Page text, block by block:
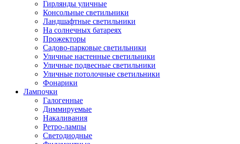
Гирлянды уличные
Консольные светильники
Ландшафтные светильники
На солнечных батареях
Прожекторы
Садово-парковые светильники
Уличные настенные светильники
Уличные подвесные светильники
Уличные потолочные светильники
Фонарики
Лампочки
Галогенные
Диммируемые
Накаливания
Ретро-лампы
Светодиодные